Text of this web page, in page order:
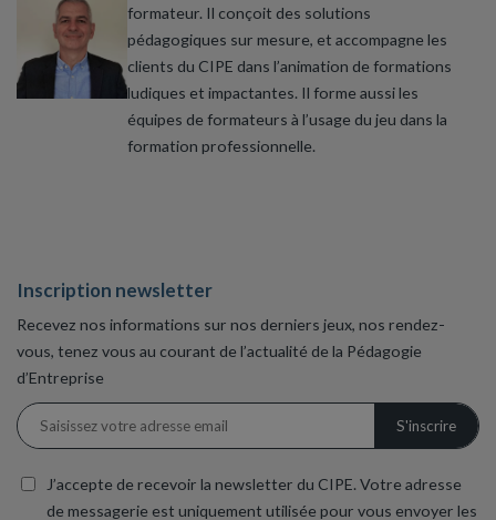
formateur. Il conçoit des solutions
pédagogiques sur mesure, et accompagne les
clients du CIPE dans l’animation de formations
ludiques et impactantes. Il forme aussi les
équipes de formateurs à l’usage du jeu dans la
formation professionnelle.
Inscription newsletter
Recevez nos informations sur nos derniers jeux, nos rendez-
vous, tenez vous au courant de l’actualité de la Pédagogie
d’Entreprise
J’accepte de recevoir la newsletter du CIPE. Votre adresse
de messagerie est uniquement utilisée pour vous envoyer les